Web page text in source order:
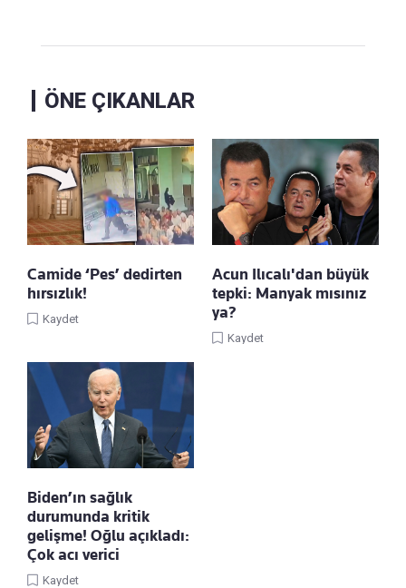
ÖNE ÇIKANLAR
Camide ‘Pes’ dedirten
hırsızlık!
Kaydet
Acun Ilıcalı'dan büyük
tepki: Manyak mısınız
ya?
Kaydet
Biden’ın sağlık
durumunda kritik
gelişme! Oğlu açıkladı:
Çok acı verici
Kaydet